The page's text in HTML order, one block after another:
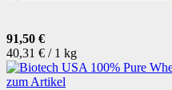
91,50 €
40,31 € / 1 kg
zum Artikel